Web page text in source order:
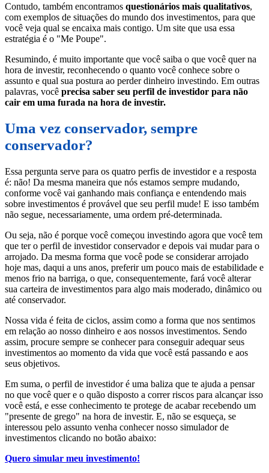
Contudo, também encontramos questionários mais qualitativos,
com exemplos de situações do mundo dos investimentos, para que
você veja qual se encaixa mais contigo. Um site que usa essa
estratégia é o "Me Poupe".
Resumindo, é muito importante que você saiba o que você quer na
hora de investir, reconhecendo o quanto você conhece sobre o
assunto e qual sua postura ao perder dinheiro investindo. Em outras
palavras, você precisa saber seu perfil de investidor para não
cair em uma furada na hora de investir.
Uma vez conservador, sempre
conservador?
Essa pergunta serve para os quatro perfis de investidor e a resposta
é: não! Da mesma maneira que nós estamos sempre mudando,
conforme você vai ganhando mais confiança e entendendo mais
sobre investimentos é provável que seu perfil mude! E isso também
não segue, necessariamente, uma ordem pré-determinada.
Ou seja, não é porque você começou investindo agora que você tem
que ter o perfil de investidor conservador e depois vai mudar para o
arrojado. Da mesma forma que você pode se considerar arrojado
hoje mas, daqui a uns anos, preferir um pouco mais de estabilidade e
menos frio na barriga, o que, consequentemente, fará você alterar
sua carteira de investimentos para algo mais moderado, dinâmico ou
até conservador.
Nossa vida é feita de ciclos, assim como a forma que nos sentimos
em relação ao nosso dinheiro e aos nossos investimentos. Sendo
assim, procure sempre se conhecer para conseguiradequar seus
investimentos ao momento da vida que você está passando e aos
seus objetivos.
Em suma, o perfil de investidor é uma baliza que te ajuda a pensar
no que você quer e o quão disposto a correr riscos para alcançar isso
você está, e esse conhecimento te protege de acabar recebendo um
"presente de grego" na hora de investir. E, não se esqueça, se
interessou pelo assunto venha conhecer nosso simulador de
investimentos clicando no botão abaixo:
Quero simular meu investimento!